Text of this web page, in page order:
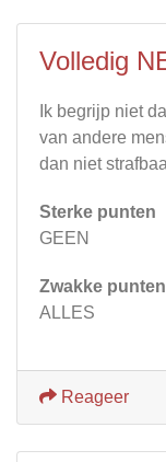
Volledig
Ik begrijp niet
van andere
dan niet
Sterke punten
GEEN
Zwakke punten
ALLES
Reageer